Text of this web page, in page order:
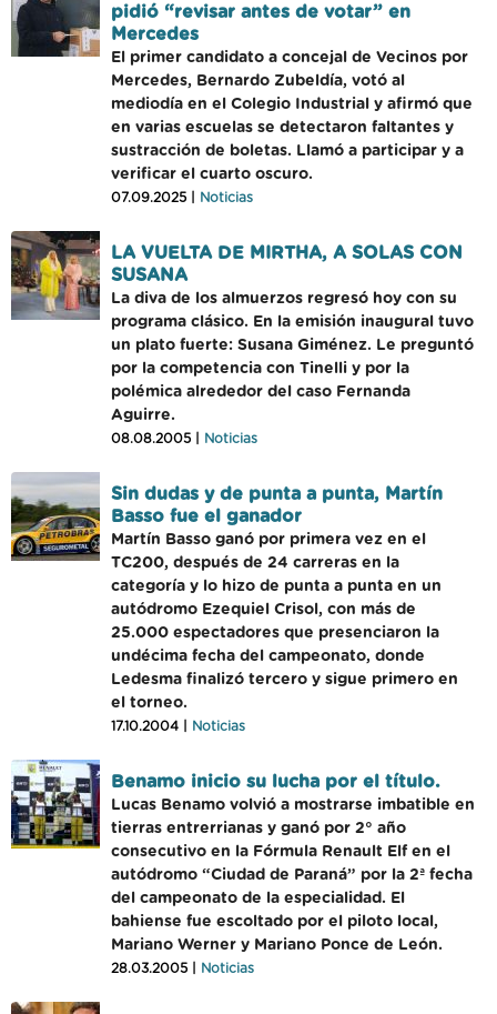
pidió “revisar antes de votar” en
Mercedes
El primer candidato a concejal de Vecinos por
Mercedes, Bernardo Zubeldía, votó al
mediodía en el Colegio Industrial y afirmó que
en varias escuelas se detectaron faltantes y
sustracción de boletas. Llamó a participar y a
verificar el cuarto oscuro.
07.09.2025 | Noticias
LA VUELTA DE MIRTHA, A SOLAS CON
SUSANA
La diva de los almuerzos regresó hoy con su
programa clásico. En la emisión inaugural tuvo
un plato fuerte: Susana Giménez. Le preguntó
por la competencia con Tinelli y por la
polémica alrededor del caso Fernanda
Aguirre.
08.08.2005 | Noticias
Sin dudas y de punta a punta, Martín
Basso fue el ganador
Martín Basso ganó por primera vez en el
TC200, después de 24 carreras en la
categoría y lo hizo de punta a punta en un
autódromo Ezequiel Crisol, con más de
25.000 espectadores que presenciaron la
undécima fecha del campeonato, donde
Ledesma finalizó tercero y sigue primero en
el torneo.
17.10.2004 | Noticias
Benamo inicio su lucha por el título.
Lucas Benamo volvió a mostrarse imbatible en
tierras entrerrianas y ganó por 2° año
consecutivo en la Fórmula Renault Elf en el
autódromo “Ciudad de Paraná” por la 2ª fecha
del campeonato de la especialidad. El
bahiense fue escoltado por el piloto local,
Mariano Werner y Mariano Ponce de León.
28.03.2005 | Noticias